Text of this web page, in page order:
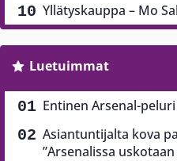
Yllätyskauppa – Mo
Luetuimmat
Entinen Arsenal-
Asiantuntijalta kova
”Arsenalissa